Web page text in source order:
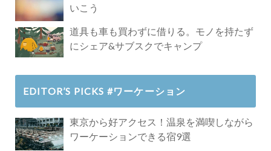
いこう
道具も車も買わずに借りる。モノを持たず
にシェア&サブスクでキャンプ
EDITOR’S PICKS #ワーケーション
東京から好アクセス！温泉を満喫しながら
ワーケーションできる宿9選